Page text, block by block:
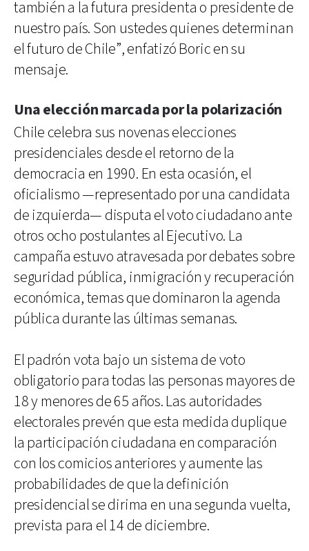
también a la futura presidenta o presidente de
nuestro país. Son ustedes quienes determinan
el futuro de Chile”, enfatizó Boric en su
mensaje.
Una elección marcada por la polarización
Chile celebra sus novenas elecciones
presidenciales desde el retorno de la
democracia en 1990. En esta ocasión, el
oficialismo —representado por una candidata
de izquierda— disputa el voto ciudadano ante
otros ocho postulantes al Ejecutivo. La
campaña estuvo atravesada por debates sobre
seguridad pública, inmigración y recuperación
económica, temas que dominaron la agenda
pública durante las últimas semanas.
El padrón vota bajo un sistema de voto
obligatorio para todas las personas mayores de
18 y menores de 65 años. Las autoridades
electorales prevén que esta medida duplique
la participación ciudadana en comparación
con los comicios anteriores y aumente las
probabilidades de que la definición
presidencial se dirima en una segunda vuelta,
prevista para el 14 de diciembre.